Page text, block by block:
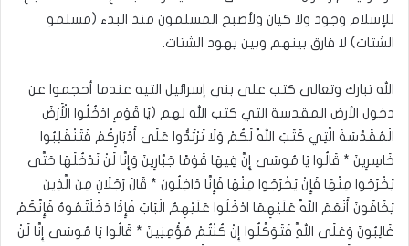
للإسلام وجود ولا كيان ولأصبح المسلمون منذ البدء (مسلمو
الشتات) لا فارق بينهم وبين يهود الشتات.
الله تبارك وتعالى كتب على بني إسرائيل التيه عندما أحجموا عن
دخول الأرض المقدسة التي كتب الله لهم (يَا قَوْمِ ادْخُلُوا الْأَرْضَ
الْمُقَدَّسَةَ الَّتِي كَتَبَ اللَّهُ لَكُمْ وَلَا تَرْتَدُّوا عَلَى أَدْبَارِكُمْ فَتَنْقَلِبُوا
خَاسِرِينَ * قَالُوا يَا مُوسَى إِنَّ فِيهَا قَوْمًا جَبَّارِينَ وَإِنَّا لَنْ نَدْخُلَهَا حَتَّى
يَخْرُجُوا مِنْهَا فَإِنْ يَخْرُجُوا مِنْهَا فَإِنَّا دَاخِلُونَ * قَالَ رَجُلَانِ مِنَ الَّذِينَ
يَخَافُونَ أَنْعَمَ اللَّهُ عَلَيْهِمَا ادْخُلُوا عَلَيْهِمُ الْبَابَ فَإِذَا دَخَلْتُمُوهُ فَإِنَّكُمْ
غَالِبُونَ وَعَلَى اللَّهِ فَتَوَكَّلُوا إِنْ كُنْتُمْ مُؤْمِنِينَ * قَالُوا يَا مُوسَى إِنَّا لَنْ